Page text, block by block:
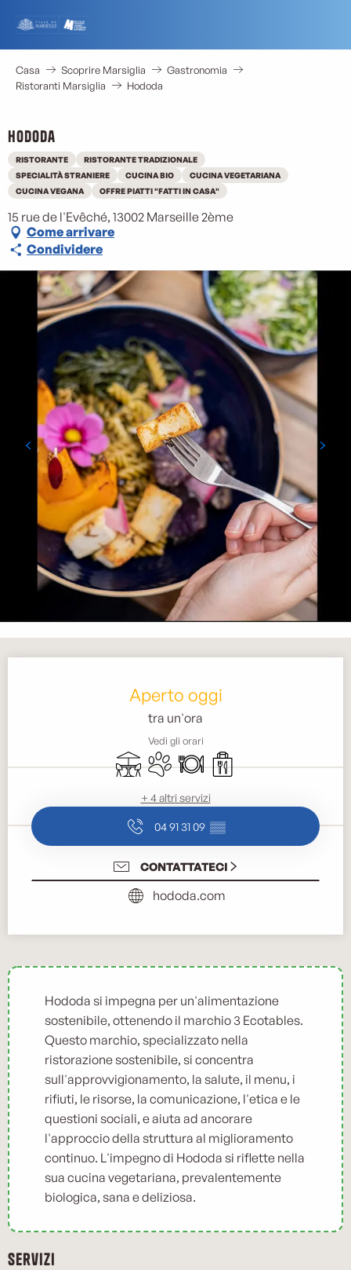
contenu
principal
Casa Scoprire Marsiglia
Gastronomia
Ristoranti Marsiglia
Hododa
Hododa
RISTORANTE
RISTORANTE TRADIZIONALE
SPECIALITÀ STRANIERE
CUCINA BIO
CUCINA VEGETARIANA
CUCINA VEGANA
OFFRE PIATTI "FATTI IN CASA"
15 rue de l'Evêché, 13002 Marseille 2ème
Come arrivare
Condividere
Aperto oggi
tra un'ora
Vedi gli orari
TerrazzaAnimali ammessi
RistoranteVendite da asporto
+ 4 altri servizi
04 91 31 09 ▒▒
CONTATTATECI
hododa.com
Hododa si impegna per un'alimentazione
sostenibile, ottenendo il marchio 3 Ecotables.
Questo marchio, specializzato nella
ristorazione sostenibile, si concentra
sull'approvvigionamento, la salute, il menu, i
rifiuti, le risorse, la comunicazione, l'etica e le
questioni sociali, e aiuta ad ancorare
l'approccio della struttura al miglioramento
continuo. L'impegno di Hododa si riflette nella
sua cucina vegetariana, prevalentemente
biologica, sana e deliziosa.
Servizi